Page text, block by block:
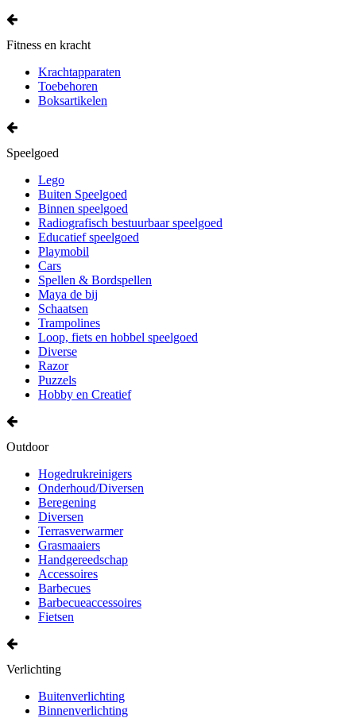
Fitness en kracht
Krachtapparaten
Toebehoren
Boksartikelen
Speelgoed
Lego
Buiten Speelgoed
Binnen speelgoed
Radiografisch bestuurbaar speelgoed
Educatief speelgoed
Playmobil
Cars
Spellen & Bordspellen
Maya de bij
Schaatsen
Trampolines
Loop, fiets en hobbel speelgoed
Diverse
Razor
Puzzels
Hobby en Creatief
Outdoor
Hogedrukreinigers
Onderhoud/Diversen
Beregening
Diversen
Terrasverwarmer
Grasmaaiers
Handgereedschap
Accessoires
Barbecues
Barbecueaccessoires
Fietsen
Verlichting
Buitenverlichting
Binnenverlichting